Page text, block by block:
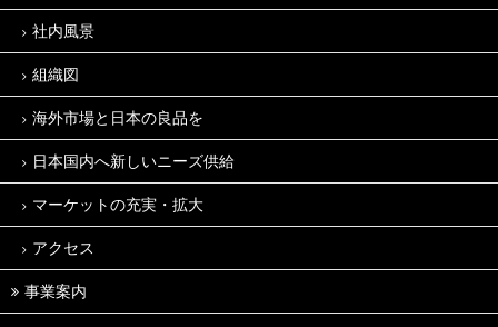
社内風景
組織図
海外市場と日本の良品を
日本国内へ新しいニーズ供給
マーケットの充実・拡大
アクセス
事業案内